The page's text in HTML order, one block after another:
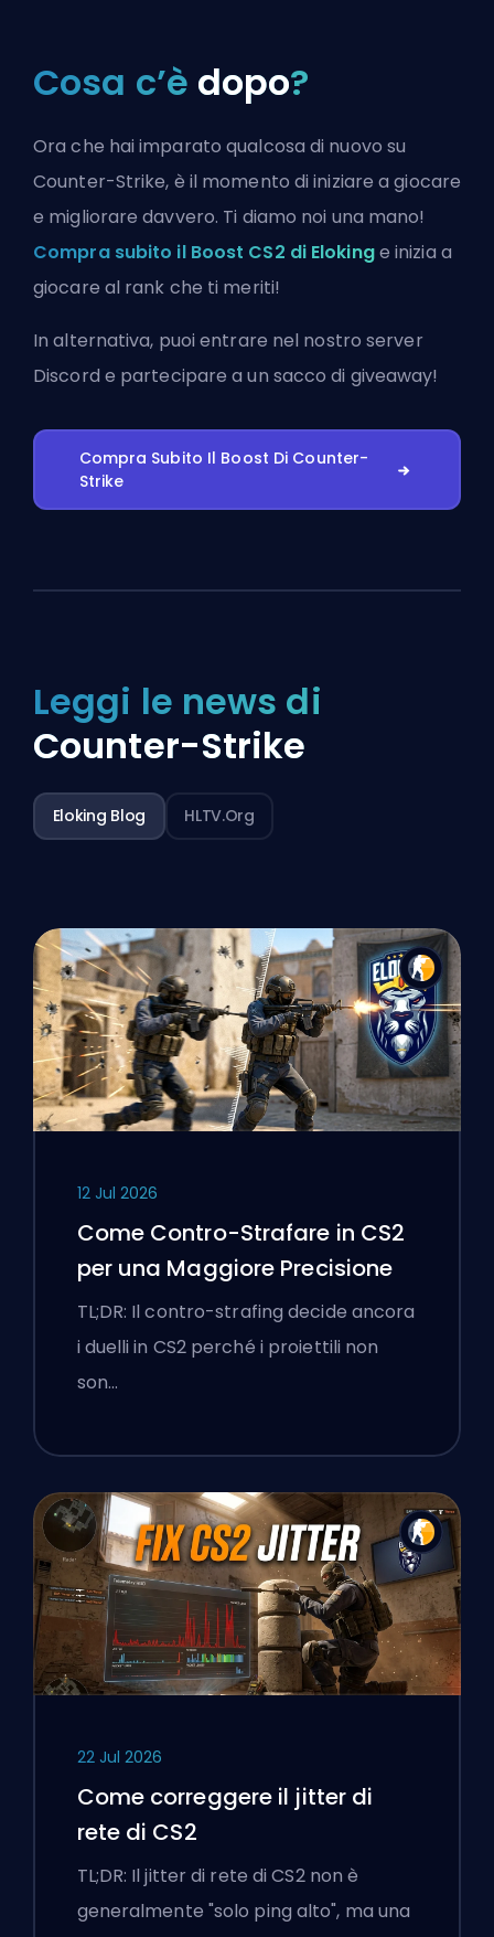
Cosa c’è dopo?
Ora che hai imparato qualcosa di nuovo su
Counter-Strike, è il momento di iniziare a giocare
e migliorare davvero. Ti diamo noi una mano!
Compra subito il Boost CS2 di Elokinge inizia a
giocare al rank che ti meriti!
In alternativa, puoientrare nel nostro server
Discord e partecipare a un sacco di giveaway!
Compra Subito Il Boost Di Counter-
Strike
Leggi le news di
Counter-Strike
Eloking Blog HLTV.org
12 Jul 2026
Come Contro-Strafare in CS2
per una Maggiore Precisione
TL;DR: Il contro-strafing decide ancora
i duelli in CS2 perché i proiettili non
son…
22 Jul 2026
Come correggere il jitter di
rete di CS2
TL;DR: Il jitter di rete di CS2 non è
generalmente "solo ping alto", ma una